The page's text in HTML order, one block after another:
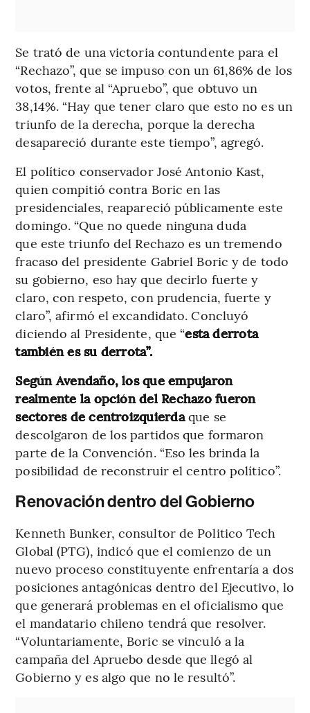
Se trató de una victoria contundente para el
“Rechazo”, que se impuso con un 61,86% de los
votos, frente al “Apruebo”, que obtuvo un
38,14%. “Hay que tener claro que esto no es un
triunfo de la derecha, porque la derecha
desapareció durante este tiempo”, agregó.
El político conservador José Antonio Kast,
quien compitió contra Boric en las
presidenciales, reapareció públicamente este
domingo. “Que no quede ninguna duda
que este triunfo del Rechazo es un tremendo
fracaso del presidente Gabriel Boric y de todo
su gobierno, eso hay que decirlo fuerte y
claro, con respeto, con prudencia, fuerte y
claro”, afirmó el excandidato. Concluyó
diciendo al Presidente, que “esta derrota
también es su derrota”.
Según Avendaño, los que empujaron
realmente la opción del Rechazo fueron
sectores de centroizquierdaque se
descolgaron de los partidos que formaron
parte de la Convención. “Eso les brinda la
posibilidad de reconstruir el centro político”.
Renovación dentro del Gobierno
Kenneth Bunker, consultor de Politico Tech
Global (PTG), indicó que el comienzo de un
nuevo proceso constituyente enfrentaría a dos
posiciones antagónicas dentro del Ejecutivo, lo
que generará problemas en el oficialismo que
el mandatario chileno tendrá que resolver.
“Voluntariamente, Boric se vinculó a la
campaña del Apruebo desde que llegó al
Gobierno y es algo que no le resultó”.